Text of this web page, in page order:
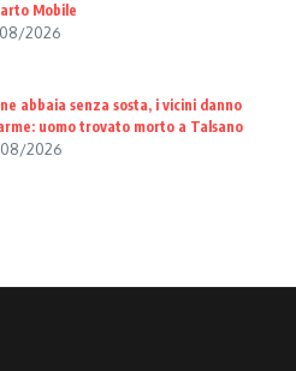
Mobile
2026
abbaia senza sosta, i vicini danno
uomo trovato morto a Talsano
2026